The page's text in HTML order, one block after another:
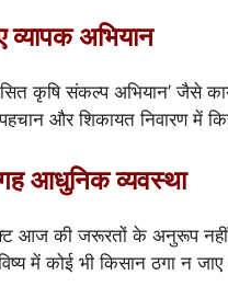
अभियान
कृषि संकल्प अभियान’ जैसे
और शिकायत निवारण में
आधुनिक व्यवस्था
आज की जरूरतों के अनुरूप नहीं
में कोई भी किसान ठगा न